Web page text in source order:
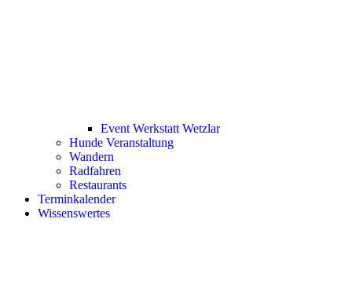
Event Werkstatt Wetzlar
Hunde Veranstaltung
Wandern
Radfahren
Restaurants
Terminkalender
Wissenswertes